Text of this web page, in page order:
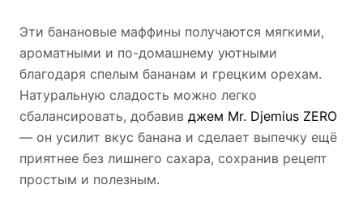
Эти банановые маффины получаются мягкими,
ароматными и по-домашнему уютными
благодаря спелым бананам и грецким орехам.
Натуральную сладость можно легко
сбалансировать, добавив джем Mr. Djemius ZERO
— он усилит вкус банана и сделает выпечку ещё
приятнее без лишнего сахара, сохранив рецепт
простым и полезным.